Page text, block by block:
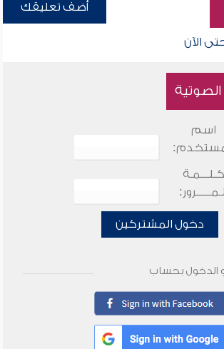
أضف تعليقك
الآن
اسم
كـلـــمـة
دخول المشتركين
الدخول بحساب